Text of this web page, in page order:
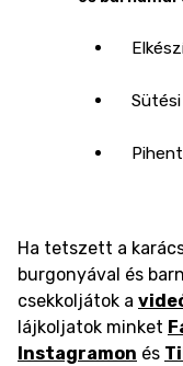
Sütési
Ha tetszett a
burgonyával és
csekkoljátok a
lájkoljatok minket
Instagramon és